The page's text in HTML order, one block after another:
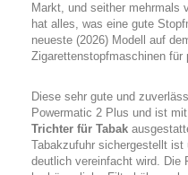
Markt, und seither mehrmals
hat alles, was eine gute
neueste (2026) Modell auf
Zigarettenstopfmaschinen für
Diese sehr gute und
Powermatic 2 Plus und ist
Trichter für Tabak
Tabakzufuhr sichergestellt
deutlich vereinfacht wird. Die